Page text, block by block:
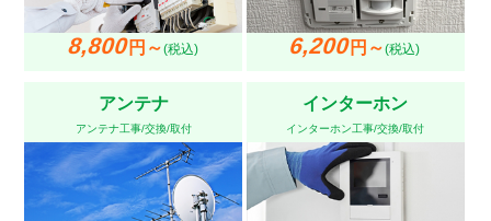
8,800円～(税込) 6,200円～(税込)
アンテナ
アンテナ工事/交換/取付
インターホン
インターホン工事/交換/取付